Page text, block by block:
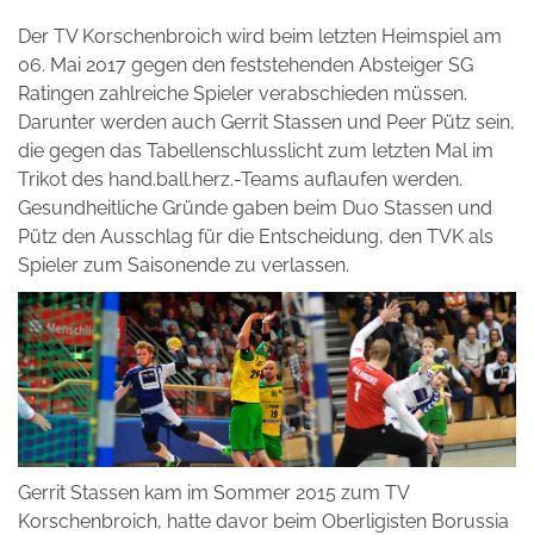
Der TV Korschenbroich wird beim letzten Heimspiel am
06. Mai 2017 gegen den feststehenden Absteiger SG
Ratingen zahlreiche Spieler verabschieden müssen.
Darunter werden auch Gerrit Stassen und Peer Pütz sein,
die gegen das Tabellenschlusslicht zum letzten Mal im
Trikot des hand.ball.herz.-Teams auflaufen werden.
Gesundheitliche Gründe gaben beim Duo Stassen und
Pütz den Ausschlag für die Entscheidung, den TVK als
Spieler zum Saisonende zu verlassen.
Gerrit Stassen kam im Sommer 2015 zum TV
Korschenbroich, hatte davor beim Oberligisten Borussia